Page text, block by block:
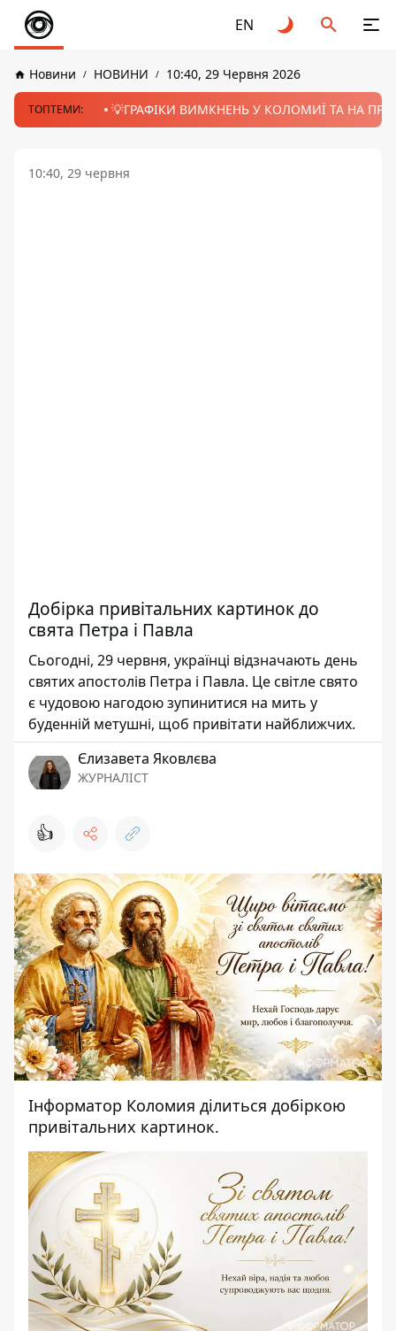
EN
Новини НОВИНИ 10:40, 29 Червня 2026
ТОПТЕМИ: 💡ГРАФІКИ ВИМКНЕНЬ У КОЛОМИЇ ТА НА
10:40, 29 червня
Добірка привітальних картинок до
свята Петра і Павла
Сьогодні, 29 червня, українці відзначають день
святих апостолів Петра і Павла. Це світле свято
є чудовою нагодою зупинитися на мить у
буденній метушні, щоб привітати найближчих.
Єлизавета Яковлєва
ЖУРНАЛІСТ
👍
Інформатор Коломия ділиться добіркою
привітальних картинок.